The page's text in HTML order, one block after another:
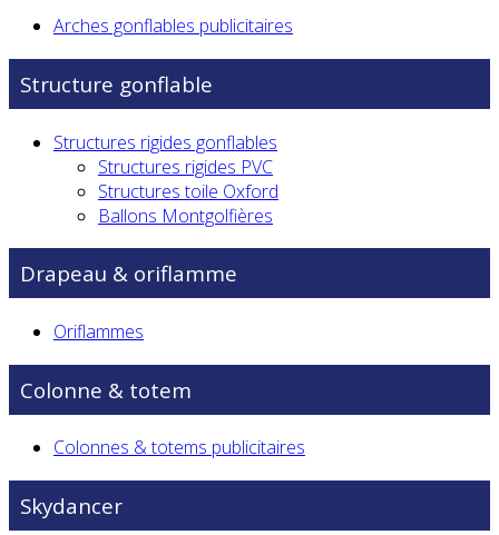
Arches gonflables publicitaires
Structure gonflable
Structures rigides gonflables
Structures rigides PVC
Structures toile Oxford
Ballons Montgolfières
Drapeau & oriflamme
Oriflammes
Colonne & totem
Colonnes & totems publicitaires
Skydancer